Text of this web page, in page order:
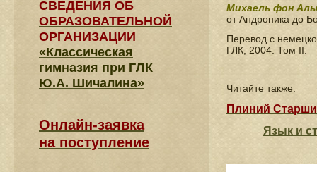
Михаель фон
от Андроника до
Перевод с
ГЛК, 2004. Том II.
Читайте также:
Плиний
Язык и
СВЕДЕНИЯ​ ОБ
ОБРАЗОВАТЕЛЬНОЙ
ОРГАНИЗАЦИИ
«Классическая
гимназия при ГЛК
Ю.А. Шичалина»
Онлайн-заявка
на поступление